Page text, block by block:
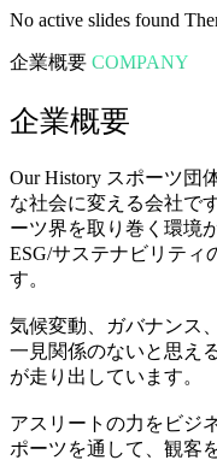
No active slides found
企業概要 COMPANY
企業概要
Our History スポーツ団
な社会に変える会社で
ーツ界を取り巻く環境
ESG/サステナビリティ
す。
気候変動、ガバナンス
一見関係のないと思え
が走り出しています。
アスリートの力をビジ
ポーツを通して、観客